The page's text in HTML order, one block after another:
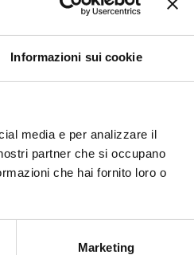
Informazioni sui cookie
media e per analizzare il
partner che si occupano
che hai fornito loro o
Marketing